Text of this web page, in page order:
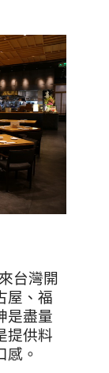
台灣開
屋、福
是盡量
提供料
感。